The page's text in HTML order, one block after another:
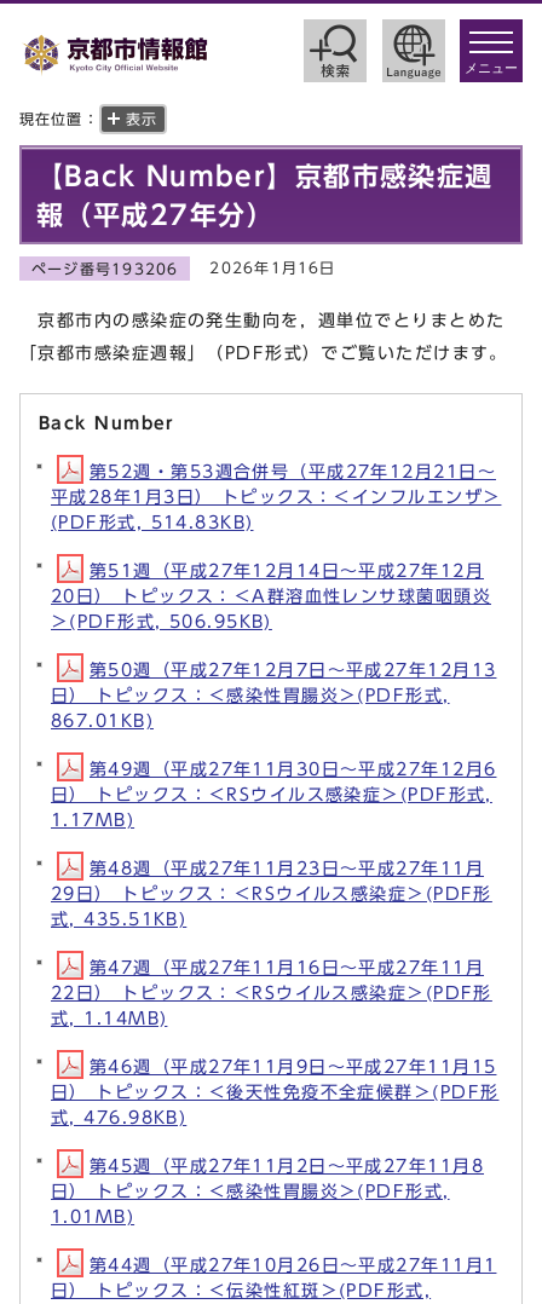
toggle
メニュー
現在位置： 表示
【Back Number】京都市感染症週
報（平成27年分）
ページ番号193206 2026年1月16日
京都市内の感染症の発生動向を，週単位でとりまとめた
「京都市感染症週報」（PDF形式）でご覧いただけます。
Back Number
第52週・第53週合併号（平成27年12月21日～
平成28年1月3日） トピックス：＜インフルエンザ＞
(PDF形式, 514.83KB)
第51週（平成27年12月14日～平成27年12月
20日） トピックス：＜A群溶血性レンサ球菌咽頭炎
＞(PDF形式, 506.95KB)
第50週（平成27年12月7日～平成27年12月13
日） トピックス：＜感染性胃腸炎＞(PDF形式,
867.01KB)
第49週（平成27年11月30日～平成27年12月6
日） トピックス：＜RSウイルス感染症＞(PDF形式,
1.17MB)
第48週（平成27年11月23日～平成27年11月
29日） トピックス：＜RSウイルス感染症＞(PDF形
式, 435.51KB)
第47週（平成27年11月16日～平成27年11月
22日） トピックス：＜RSウイルス感染症＞(PDF形
式, 1.14MB)
第46週（平成27年11月9日～平成27年11月15
日） トピックス：＜後天性免疫不全症候群＞(PDF形
式, 476.98KB)
第45週（平成27年11月2日～平成27年11月8
日） トピックス：＜感染性胃腸炎＞(PDF形式,
1.01MB)
第44週（平成27年10月26日～平成27年11月1
日） トピックス：＜伝染性紅斑＞(PDF形式,